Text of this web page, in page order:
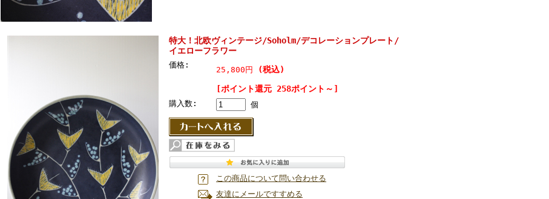
特大！北欧ヴィンテージ/Soholm/デコレーションプレート/
イエローフラワー
価格:
25,800円
(税込)
[ポイント還元 258ポイント～]
購入数: 個
この商品について問い合わせる
友達にメールですすめる